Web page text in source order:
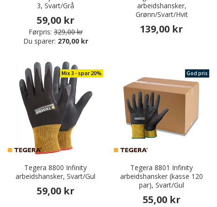
3, Svart/Grå
59,00 kr
Førpris: 329,00 kr
Du sparer: 270,00 kr
arbeidshansker,
Grønn/Svart/Hvit
139,00 kr
Mix 3 - spar 20%
Tegera 8800 Infinity
arbeidshansker, Svart/Gul
59,00 kr
God pris
Tegera 8801 Infinity
arbeidshansker (kasse 120
par), Svart/Gul
55,00 kr